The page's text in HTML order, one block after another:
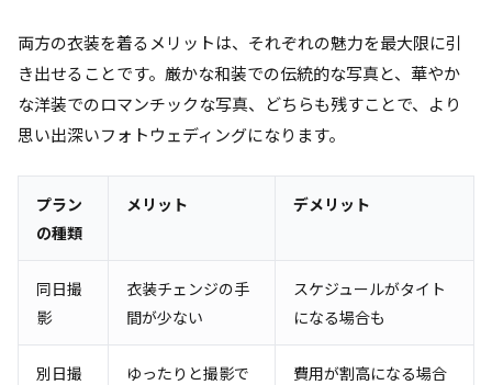
両方の衣装を着るメリットは、それぞれの魅力を最大限に引
き出せることです。厳かな和装での伝統的な写真と、華やか
な洋装でのロマンチックな写真、どちらも残すことで、より
思い出深いフォトウェディングになります。
プラン
の種類
メリット デメリット
同日撮
影
衣装チェンジの手
間が少ない
スケジュールがタイト
になる場合も
別日撮
ゆったりと撮影で
費用が割高になる場合